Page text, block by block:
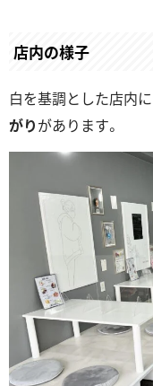
店内の様子
白を基調とした店内に
がりがあります。